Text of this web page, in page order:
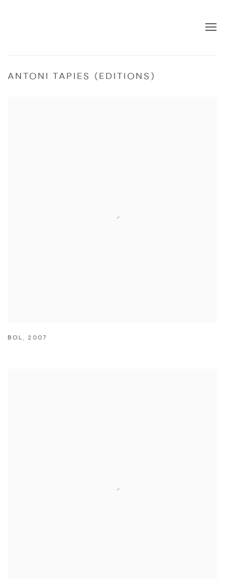
ANTONI TAPIES (EDITIONS)
BOL, 2007